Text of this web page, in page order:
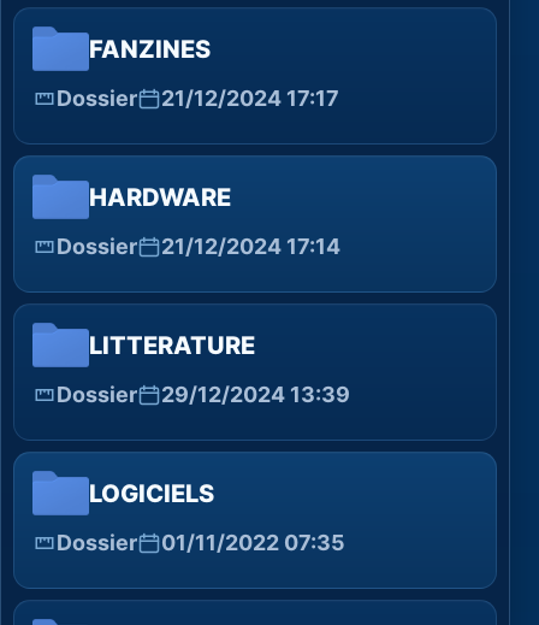
FANZINES
Dossier 21/12/2024 17:17
HARDWARE
Dossier 21/12/2024 17:14
LITTERATURE
Dossier 29/12/2024 13:39
LOGICIELS
Dossier 01/11/2022 07:35